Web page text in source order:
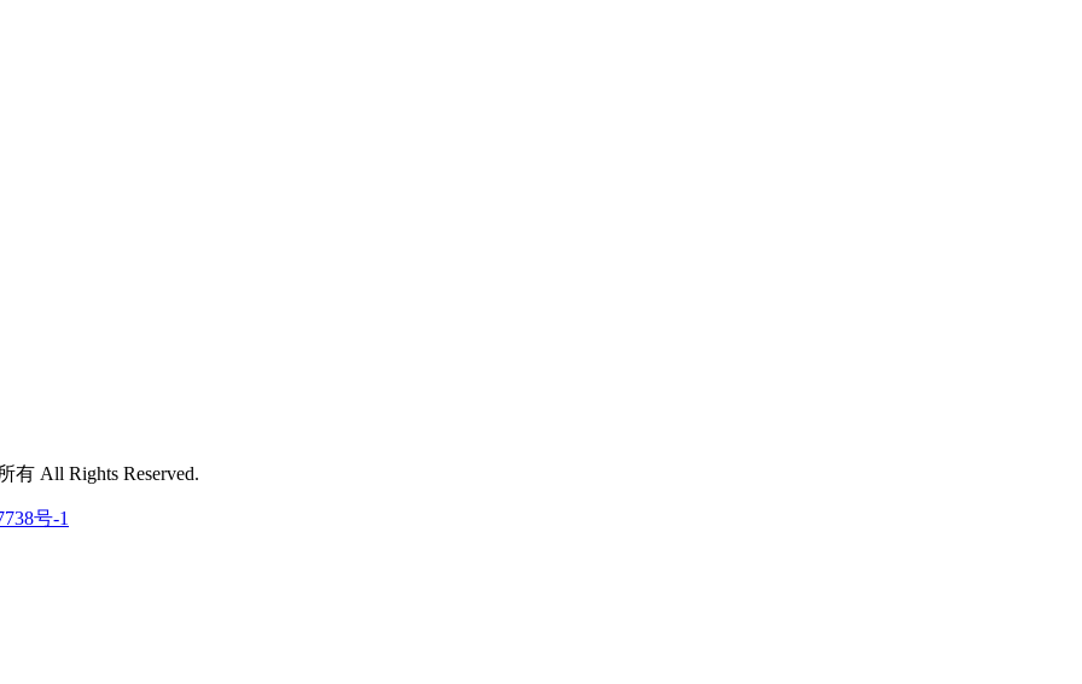
有 All Rights Reserved.
号-1